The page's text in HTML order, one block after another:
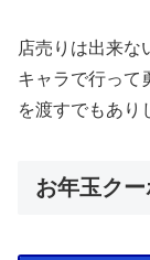
店売りは出来な
キャラで行って
を渡すでもあり
お年玉ク